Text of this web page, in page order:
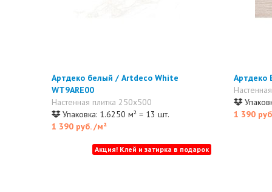
Артдеко белый / Artdeco White
WT9ARE00
Настенная плитка 250x500
Упаковка: 1.6250 м² = 13 шт.
1 390 руб./м²
Артдеко
1 390
Акция! Клей и затирка в подарок